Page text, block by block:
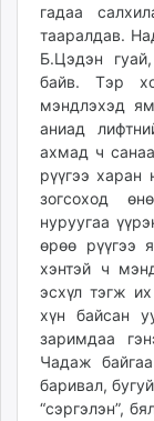
unegui.mn
assa.mn
toim.mn
paparazzi.mn
unread.today
гадаа
тааралдав.
Б.Цэдэн
байв. Тэр
мэндлэхэд
аниад
ахмад ч
рүүгээ харан
зогсоход
нуруугаа
өрөө рүүгээ
хэнтэй ч
эсхүл тэгж
хүн байсан
заримдаа
Чадаж
баривал,
“сэргэлэн”,